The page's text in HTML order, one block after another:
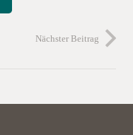
Nächster Beitrag